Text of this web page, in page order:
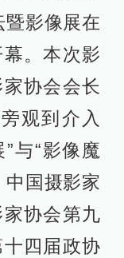
暨影像展在
。本次影
协会会长
观到介入
与“影像魔
中国摄影家
协会第九
四届政协